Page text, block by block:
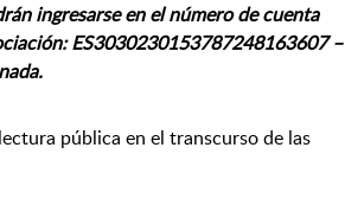
ingresarse en el número de cuenta
ES3030230153787248163607 –
pública en el transcurso de las